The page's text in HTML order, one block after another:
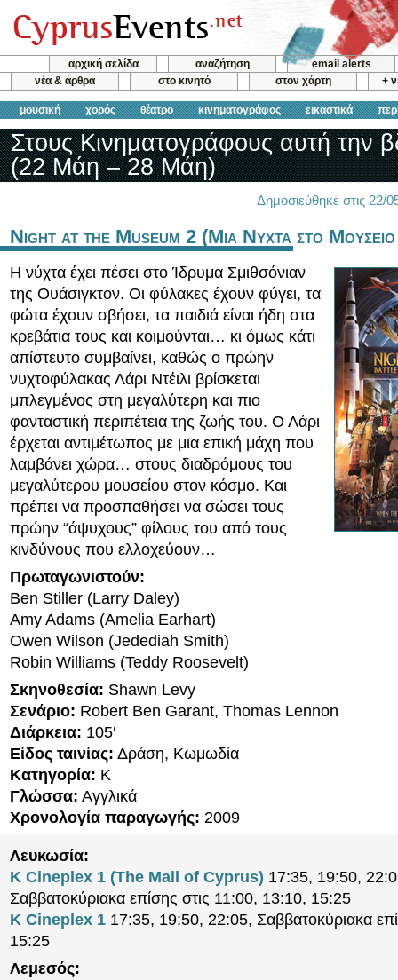
αρχική σελίδα αναζήτηση
email alerts
νέα & άρθρα
στο κινητό στον χάρτη +
μουσική χορός θέατρο κινηματογράφος εικαστικά
Στους Κινηματογράφους αυτή την
(22 Μάη – 28 Μάη)
Δημοσιεύθηκε στις
Night at the Museum 2 (Μια Νυχτα στο
Η νύχτα έχει πέσει στο Ίδρυμα Σμιθσόνιαν
της Ουάσιγκτον. Οι φύλακες έχουν φύγει, τα
φώτα έχουν σβήσει, τα παιδιά είναι ήδη στα
κρεβάτια τους και κοιμούνται… κι όμως κάτι
απίστευτο συμβαίνει, καθώς ο πρώην
νυχτοφύλακας Λάρι Ντέιλι βρίσκεται
μπλεγμένος στη μεγαλύτερη και πιο
φανταστική περιπέτεια της ζωής του. Ο Λάρι
έρχεται αντιμέτωπος με μια επική μάχη που
λαμβάνει χώρα… στους διαδρόμους του
μεγαλύτερου μουσείου στον κόσμο. Και
πρέπει να προσπαθήσει να σώσει τους
πρώην “άψυχους” φίλους του από τους
κινδύνους που ελλοχεύουν…
Πρωταγωνιστούν:
Ben Stiller (Larry Daley)
Amy Adams (Amelia Earhart)
Owen Wilson (Jedediah Smith)
Robin Williams (Teddy Roosevelt)
Σκηνοθεσία: Shawn Levy
Σενάριο: Robert Ben Garant, Thomas Lennon
Διάρκεια: 105′
Είδος ταινίας: Δράση, Κωμωδία
Κατηγορία: K
Γλώσσα: Αγγλικά
Χρονολογία παραγωγής: 2009
Λευκωσία:
K Cineplex 1 (The Mall of Cyprus) 17:35, 19:50,
Σαββατοκύριακα επίσης στις 11:00, 13:10, 15:25
K Cineplex 1 17:35, 19:50, 22:05, Σαββατοκύριακα
15:25
Λεμεσός: